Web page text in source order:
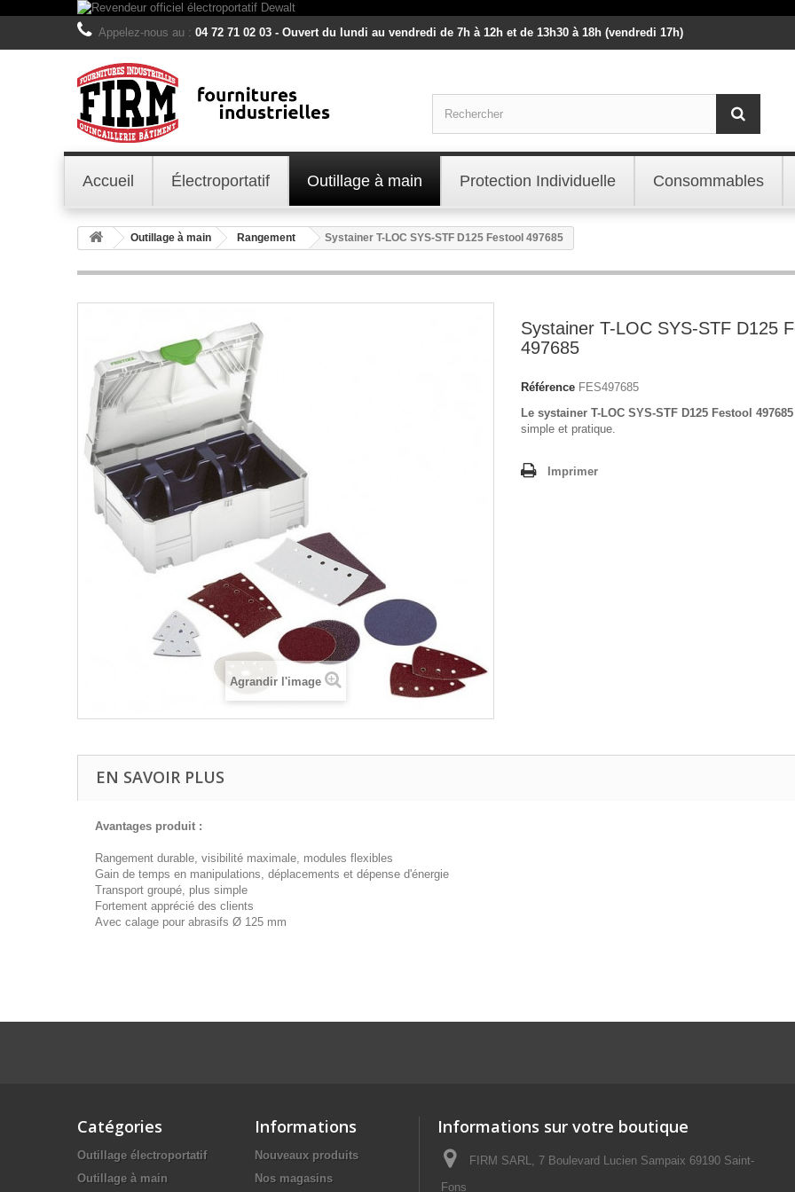
Appelez-nous au : 04 72 71 02 03 - Ouvert du lundi au vendredi de 7h à 12h et de 13h30 à 18h (vendredi 17h)
Accueil Électroportatif Outillage à main Protection Individuelle Consommables
Outillage à main Rangement Systainer T-LOC SYS-STF D125 Festool 497685
Agrandir l'image
Systainer T-LOC SYS-STF D125
497685
Référence FES497685
Le systainer T-LOC SYS-STF D125 Festool 497685
simple et pratique.
Imprimer
EN SAVOIR PLUS
Avantages produit :
Rangement durable, visibilité maximale, modules flexibles
Gain de temps en manipulations, déplacements et dépense d'énergie
Transport groupé, plus simple
Fortement apprécié des clients
Avec calage pour abrasifs Ø 125 mm
Catégories
Outillage électroportatif
Outillage à main
Informations
Nouveaux produits
Nos magasins
Informations sur votre boutique
FIRM SARL, 7 Boulevard Lucien Sampaix 69190 Saint-
Fons